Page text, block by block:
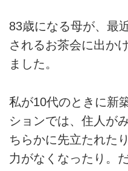
83歳になる母が、最
されるお茶会に出か
ました。
私が10代のときに新
ションでは、住人が
ちらかに先立たれた
力がなくなったり。